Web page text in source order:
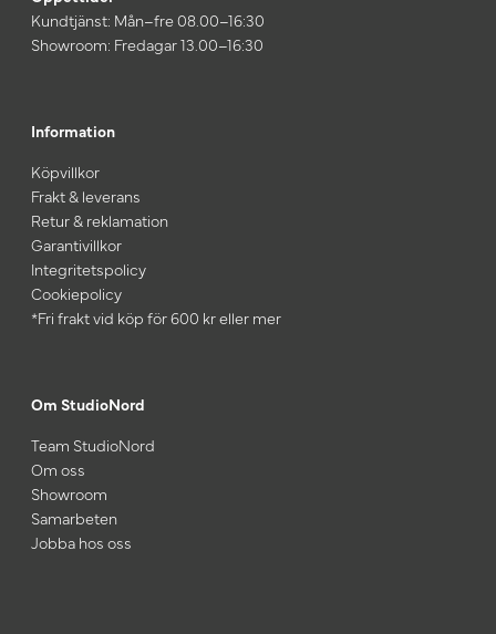
Kundtjänst: Mån–fre 08.00–16:30
Showroom: Fredagar 13.00–16:30
Information
Köpvillkor
Frakt & leverans
Retur & reklamation
Garantivillkor
Integritetspolicy
Cookiepolicy
*Fri frakt vid köp för 600 kr eller mer
Om StudioNord
Team StudioNord
Om oss
Showroom
Samarbeten
Jobba hos oss